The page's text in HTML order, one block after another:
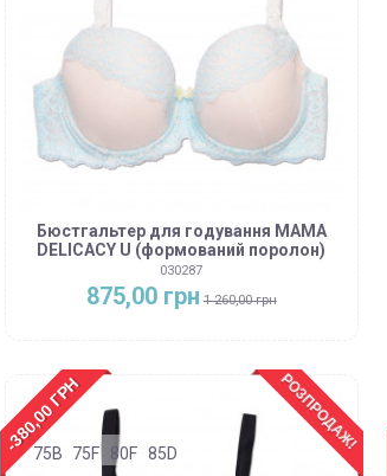
Бюстгальтер для годування MAMA
DELICACY U (формований поролон)
030287
875,00 грн 1 260,00 грн
РОЗПРОДАЖ!
-380,00 ГРН
75B 75F 80F 85D